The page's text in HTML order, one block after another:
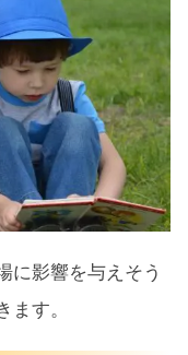
に影響を与えそう
す。